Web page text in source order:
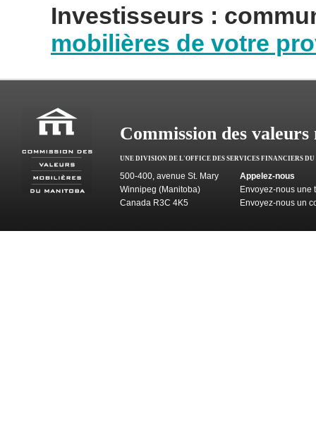
Investisseurs :
mobilières de votre
Commission des
UNE DIVISION DE L'OFFICE DES SERVICES FINANCIERS
500-400, avenue St. Mary
Winnipeg (Manitoba)
Canada R3C 4K5
Appelez-nous
Envoyez-nous une
Envoyez-nous un